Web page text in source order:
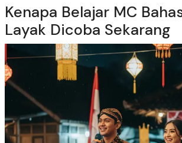
Kenapa Belajar MC
Layak Dicoba Sekarang